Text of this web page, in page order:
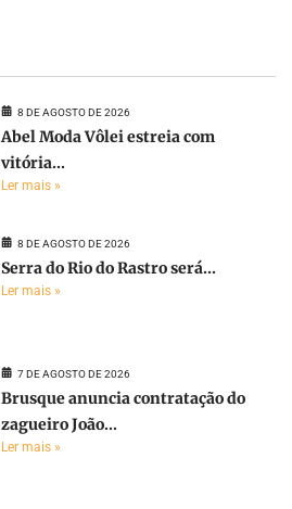
8 DE AGOSTO DE 2026
Abel Moda Vôlei estreia com
vitória...
Ler mais »
8 DE AGOSTO DE 2026
Serra do Rio do Rastro será...
Ler mais »
7 DE AGOSTO DE 2026
Brusque anuncia contratação do
zagueiro João...
Ler mais »